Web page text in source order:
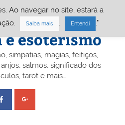
– Portal
esoterismo
simpatias, magias, feitiços,
salmos, significado dos
tarot e mais…
Ao navegar no site, estará a
Saiba mais Entendi ."